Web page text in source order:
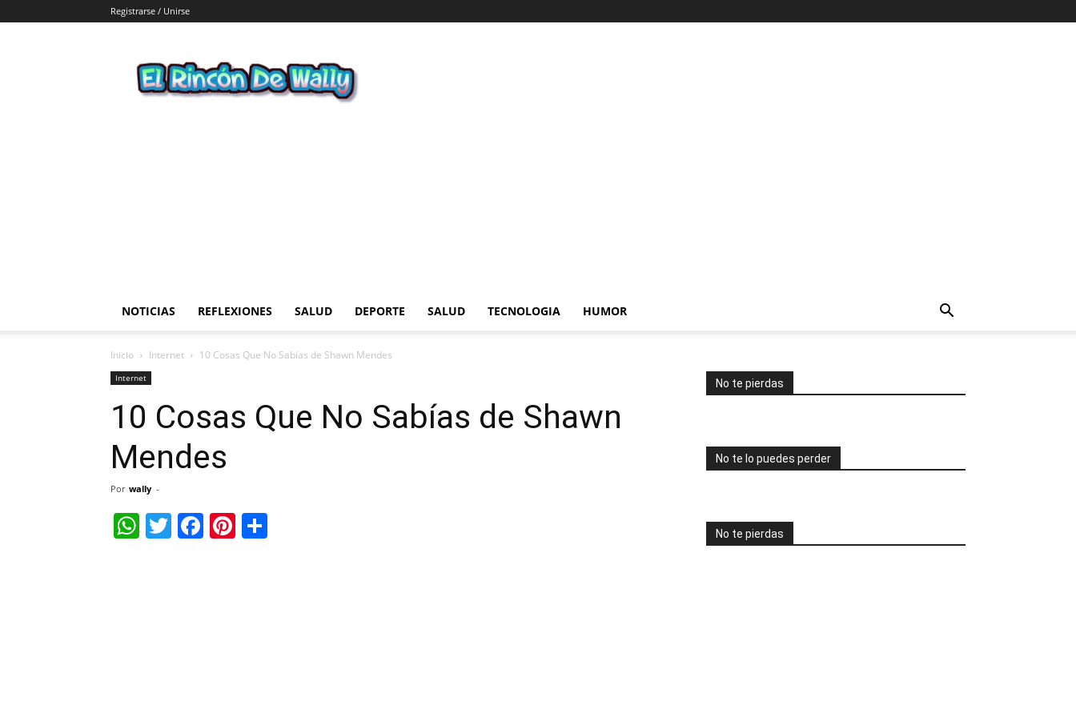
Registrarse / Unirse
Rincon
de
NOTICIAS REFLEXIONES SALUD DEPORTE SALUD TECNOLOGIA HUMOR
Inicio Internet 10 Cosas Que No Sabías de Shawn Mendes
Internet
10 Cosas Que No Sabías de Shawn
Mendes
Por wally -
WhatsApp
Twitter
Facebook
Pinterest
No te pierdas
No te lo puedes perder
No te pierdas